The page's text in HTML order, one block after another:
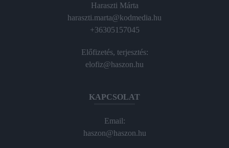
Haraszti Márta
haraszti.marta@kodmedia.hu
+36305157045
Előfizetés, terjesztés:
elofiz@haszon.hu
KAPCSOLAT
Email:
haszon@haszon.hu